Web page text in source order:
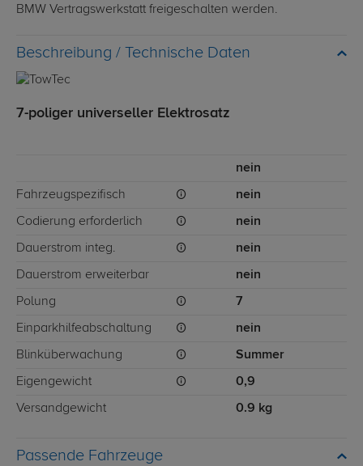
BMW Vertragswerkstatt freigeschalten werden.
Technische Daten
7-poliger universeller Elektrosatz
nein
Fahrzeugspezifisch nein
Codierung erforderlich nein
Dauerstrom integ. nein
Dauerstrom erweiterbar nein
Polung 7
Einparkhilfeabschaltung nein
Blinküberwachung Summer
Eigengewicht 0,9
Versandgewicht 0.9 kg
Passende Fahrzeuge